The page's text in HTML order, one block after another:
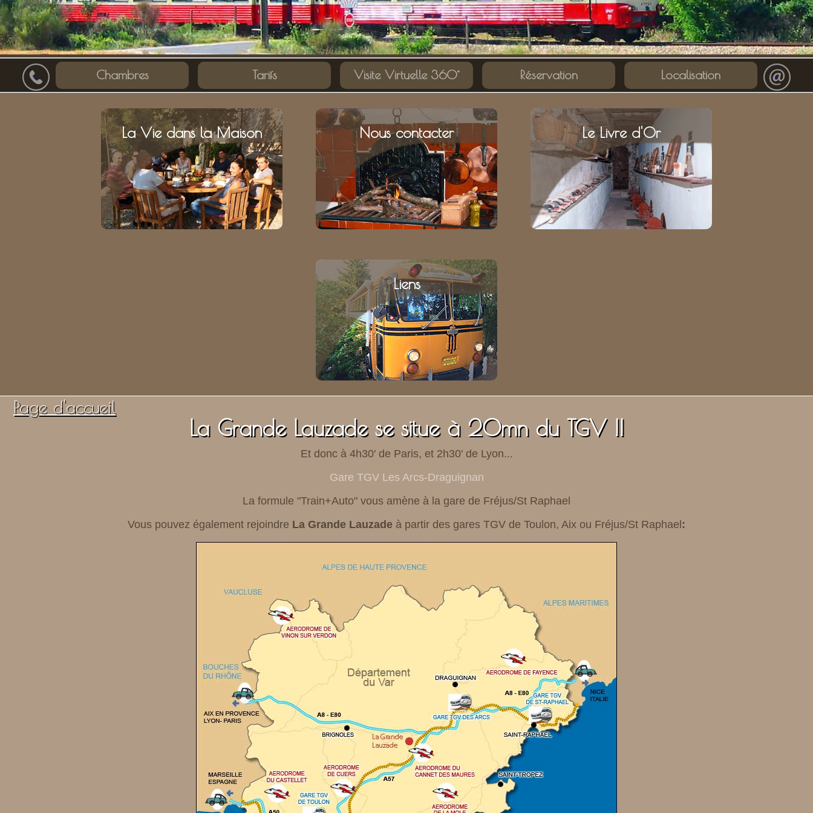
. Chambres Tarifs Visite Virtuelle 360° Réservation Localisation .
La Vie dans la Maison Nous contacter Le Livre d'Or
Liens
Page d'accueil
La Grande Lauzade se situe à 20mn du TGV !!
Et donc à 4h30' de Paris, et 2h30' de Lyon...
Gare TGV Les Arcs-Draguignan
La formule "Train+Auto" vous amène à la gare de Fréjus/St Raphael
Vous pouvez également rejoindre La Grande Lauzade à partir des gares TGV de Toulon, Aix ou Fréjus/St Raphael :